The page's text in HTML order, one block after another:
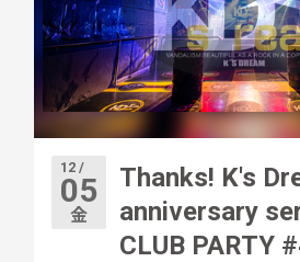
12 /
05
金
Thanks! K's
anniversary
CLUB PARTY